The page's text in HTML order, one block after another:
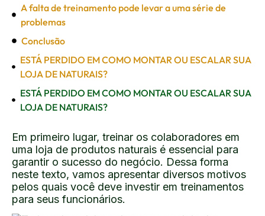
A falta de treinamento pode levar a uma série de
problemas
Conclusão
ESTÁ PERDIDO EM COMO MONTAR OU ESCALAR SUA
LOJA DE NATURAIS?
ESTÁ PERDIDO EM COMO MONTAR OU ESCALAR SUA
LOJA DE NATURAIS?
Em primeiro lugar, treinar os colaboradores em
uma loja de produtos naturais é essencial para
garantir o sucesso do negócio. Dessa forma
neste texto, vamos apresentar diversos motivos
pelos quais você deve investir em treinamentos
para seus funcionários.